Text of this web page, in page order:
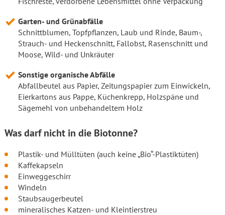
Garten- und Grünabfälle
Schnittblumen, Topfpflanzen, Laub und Rinde, Baum-,
Strauch- und Heckenschnitt, Fallobst, Rasenschnitt und
Moose, Wild- und Unkräuter
Sonstige organische Abfälle
Abfallbeutel aus Papier, Zeitungspapier zum Einwickeln,
Eierkartons aus Pappe, Küchenkrepp, Holzspäne und
Sägemehl von unbehandeltem Holz
Was darf nicht in die Biotonne?
Plastik- und Mülltüten (auch keine „Bio“-Plastiktüten)
Kaffekapseln
Einweggeschirr
Windeln
Staubsaugerbeutel
mineralisches Katzen- und Kleintierstreu